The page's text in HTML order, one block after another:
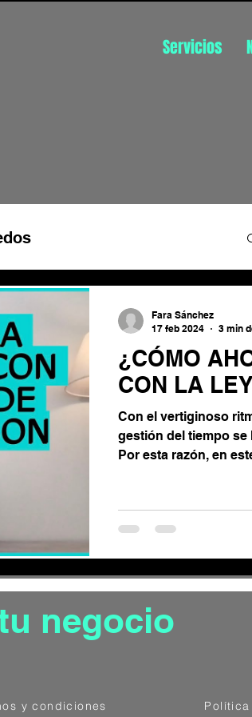
Servicios
estrés
¿CÓMO
CON LA
Con el vertiginoso
gestión del tiempo se
Por esta razón, en
Fara Sánchez
17 feb 2024
3 min
negocio
y condiciones